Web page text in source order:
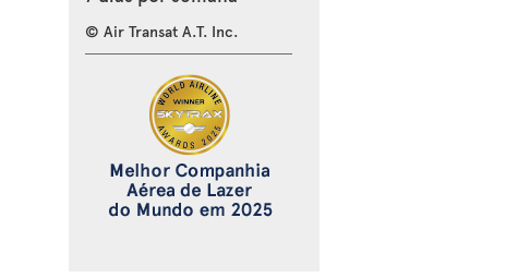
© Air Transat A.T. Inc.